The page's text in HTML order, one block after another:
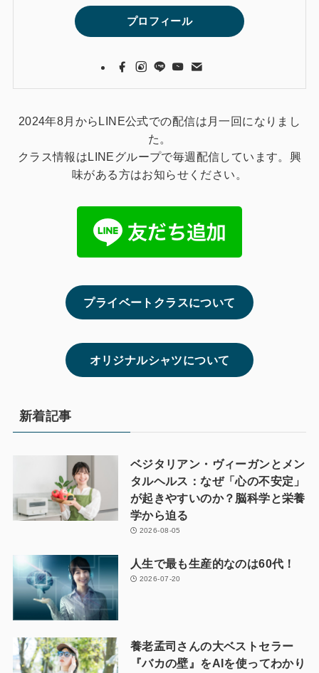
プロフィール
2024年8月からLINE公式での配信は月一回になりまし
た。
クラス情報はLINEグループで毎週配信しています。興
味がある方はお知らせください。
プライベートクラスについて
オリジナルシャツについて
新着記事
ベジタリアン・ヴィーガンとメン
タルヘルス：なぜ「心の不安定」
が起きやすいのか？脳科学と栄養
学から迫る
2026-08-05
人生で最も生産的なのは60代！
2026-07-20
養老孟司さんの大ベストセラー
『バカの壁』をAIを使ってわかり